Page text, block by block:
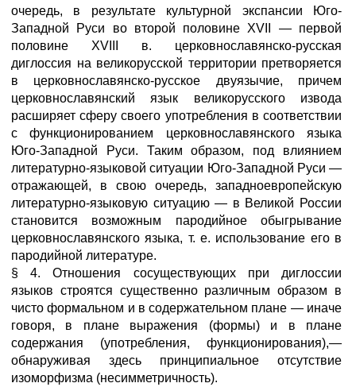
очередь, в результате культурной экспансии Юго-
Западной Руси во второй половине XVII — первой
половине XVIII в. церковнославянско-русская
диглоссия на великорусской территории претворяется
в церковнославянско-русское двуязычие, причем
церковнославянский язык великорусского извода
расширяет сферу своего употребления в соответствии
с функционированием церковнославянского языка
Юго-Западной Руси. Таким образом, под влиянием
литературно-языковой ситуации Юго-Западной Руси —
отражающей, в свою очередь, западноевропейскую
литературно-языковую ситуацию — в Великой России
становится возможным пародийное обыгрывание
церковнославянского языка, т. е. использование его в
пародийной литературе.
§ 4. Отношения сосуществующих при диглоссии
языков строятся существенно различным образом в
чисто формальном и в содержательном плане — иначе
говоря, в плане выражения (формы) и в плане
содержания (употребления, функционирования),—
обнаруживая здесь принципиальное отсутствие
изоморфизма (несимметричность).